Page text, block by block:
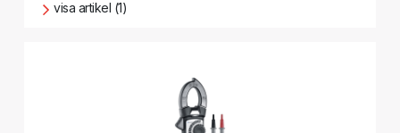
visa artikel (1)